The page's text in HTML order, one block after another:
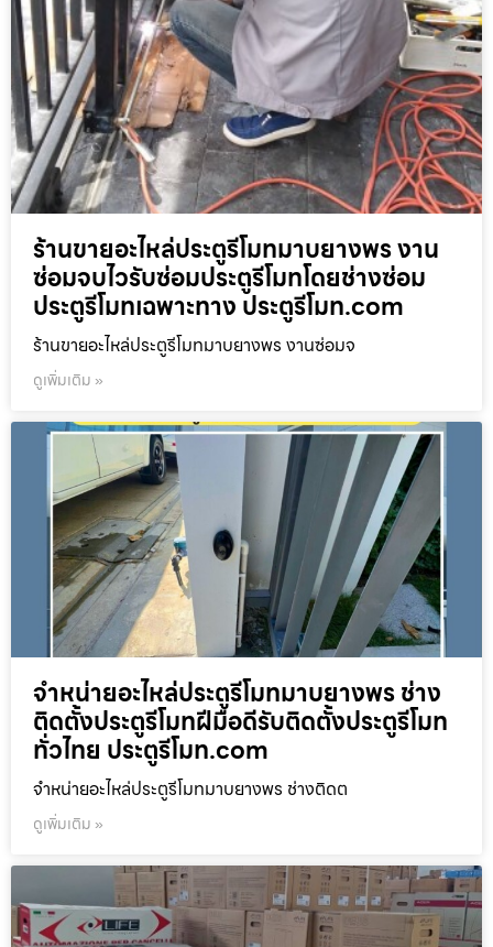
ร้านขายอะไหล่ประตูรีโมทมาบยางพร งาน
ซ่อมจบไวรับซ่อมประตูรีโมทโดยช่างซ่อม
ประตูรีโมทเฉพาะทาง ประตูรีโมท.com
ร้านขายอะไหล่ประตูรีโมทมาบยางพร งานซ่อมจ
ดูเพิ่มเติม »
จำหน่ายอะไหล่ประตูรีโมทมาบยางพร ช่าง
ติดตั้งประตูรีโมทฝีมือดีรับติดตั้งประตูรีโมท
ทั่วไทย ประตูรีโมท.com
จำหน่ายอะไหล่ประตูรีโมทมาบยางพร ช่างติดต
ดูเพิ่มเติม »